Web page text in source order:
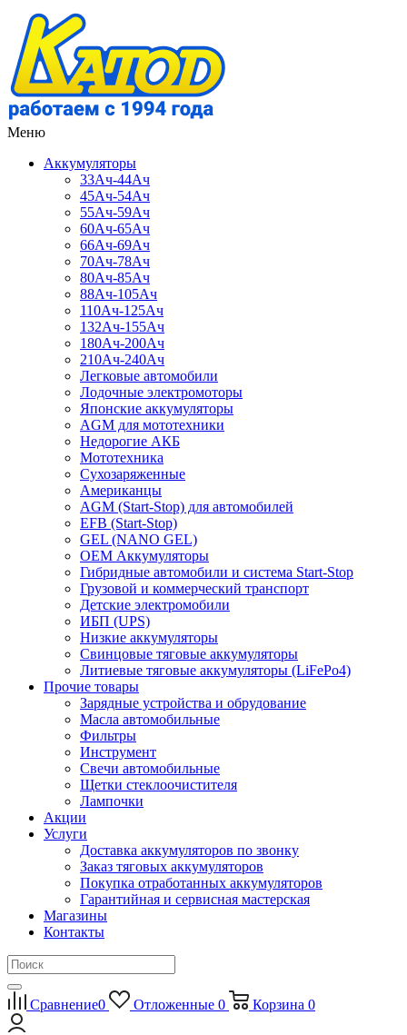
Меню
Аккумуляторы
33Ач-44Ач
45Ач-54Ач
55Ач-59Ач
60Ач-65Ач
66Ач-69Ач
70Ач-78Ач
80Ач-85Ач
88Ач-105Ач
110Ач-125Ач
132Ач-155Ач
180Ач-200Ач
210Ач-240Ач
Легковые автомобили
Лодочные электромоторы
Японские аккумуляторы
AGM для мототехники
Недорогие АКБ
Мототехника
Сухозаряженные
Американцы
AGM (Start-Stop) для автомобилей
EFB (Start-Stop)
GEL (NANO GEL)
OEM Аккумуляторы
Гибридные автомобили и система Start-Stop
Грузовой и коммерческий транспорт
Детские электромобили
ИБП (UPS)
Низкие аккумуляторы
Свинцовые тяговые аккумуляторы
Литиевые тяговые аккумуляторы (LiFePo4)
Прочие товары
Зарядные устройства и обрудование
Масла автомобильные
Фильтры
Инструмент
Свечи автомобильные
Щетки стеклоочистителя
Лампочки
Акции
Услуги
Доставка аккумуляторов по звонку
Заказ тяговых аккумуляторов
Покупка отработанных аккумуляторов
Гарантийная и сервисная мастерская
Магазины
Контакты
Сравнение0 Отложенные 0 Корзина 0